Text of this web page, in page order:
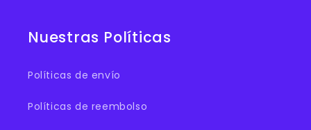
Nuestras Políticas
Políticas de envío
Políticas de reembolso